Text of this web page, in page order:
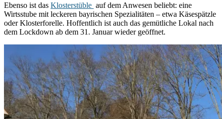
Ebenso ist das Klosterstüble auf dem Anwesen beliebt: eine
Wirtsstube mit leckeren bayrischen Spezialitäten – etwa Käsespätzle
oder Klosterforelle. Hoffentlich ist auch das gemütliche Lokal nach
dem Lockdown ab dem 31. Januar wieder geöffnet.